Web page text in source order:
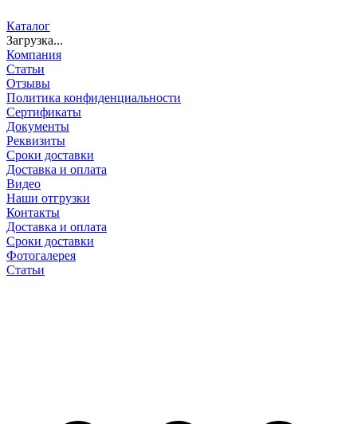
Каталог
Загрузка...
Компания
Статьи
Отзывы
Политика конфиденциальности
Сертификаты
Документы
Реквизиты
Сроки доставки
Доставка и оплата
Видео
Наши отгрузки
Контакты
Доставка и оплата
Сроки доставки
Фотогалерея
Статьи